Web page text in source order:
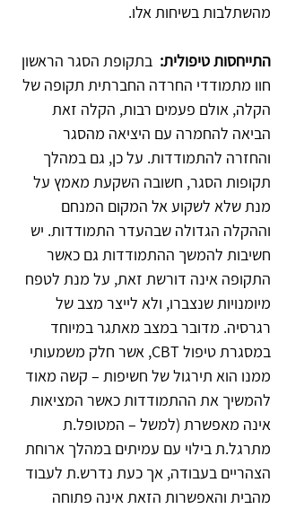
מהשתלבות בשיחות אלו.
התייחסות טיפולית: בתקופת הסגר הראשון
חוו מתמודדי החרדה החברתית תקופה של
הקלה, אולם פעמים רבות, הקלה זאת
הביאה להחמרה עם היציאה מהסגר
והחזרה להתמודדות. על כן, גם במהלך
תקופות הסגר, חשובה השקעת מאמץ על
מנת שלא לשקוע אל המקום המנחם
וההקלה הגדולה שבהעדר התמודדות. יש
חשיבות להמשך ההתמודדות גם כאשר
התקופה אינה דורשת זאת, על מנת לטפח
מיומנויות שנצברו, ולא לייצר מצב של
רגרסיה. מדובר במצב מאתגר במיוחד
במסגרת טיפול CBT, אשר חלק משמעותי
ממנו הוא תירגול של חשיפות – קשה מאוד
להמשיך את ההתמודדות כאשר המציאות
אינה מאפשרת (למשל – המטופל.ת
מתרגל.ת בילוי עם עמיתים במהלך ארוחת
הצהריים בעבודה, אך כעת נדרש.ת לעבוד
מהבית והאפשרות הזאת אינה פתוחה